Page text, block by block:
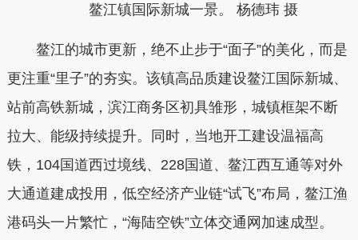
鳌江镇国际新城一景。 杨德玮 摄
鳌江的城市更新，绝不止步于“面子”的美化，而是
更注重“里子”的夯实。该镇高品质建设鳌江国际新城、
站前高铁新城，滨江商务区初具雏形，城镇框架不断
拉大、能级持续提升。同时，当地开工建设温福高
铁，104国道西过境线、228国道、鳌江西互通等对外
大通道建成投用，低空经济产业链“试飞”布局，鳌江渔
港码头一片繁忙，“海陆空铁”立体交通网加速成型。